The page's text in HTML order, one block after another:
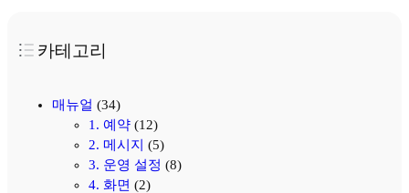
카테고리
매뉴얼 (34)
1. 예약(12)
2. 메시지 (5)
3. 운영 설정 (8)
4. 화면 (2)